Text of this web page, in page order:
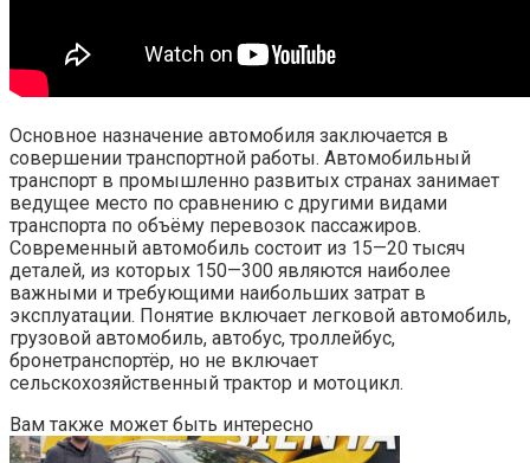
Основное назначение автомобиля заключается в
совершении транспортной работы. Автомобильный
транспорт в промышленно развитых странах занимает
ведущее место по сравнению с другими видами
транспорта по объёму перевозок пассажиров.
Современный автомобиль состоит из 15—20 тысяч
деталей, из которых 150—300 являются наиболее
важными и требующими наибольших затрат в
эксплуатации. Понятие включает легковой автомобиль,
грузовой автомобиль, автобус, троллейбус,
бронетранспортёр, но не включает
сельскохозяйственный трактор и мотоцикл.
Вам также может быть интересно